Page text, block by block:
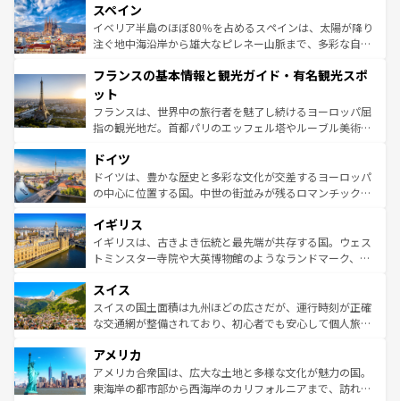
ろん、トスカーナの美しい田園風景やアマルフィ海岸の絶
景など、自然景観も見逃せない。観光の合間には、本場の
ピザやパスタなど、絶品のイタリア料理を堪能することも
ませてくれるイタリアで、忘れられない旅をしてみよう！
なお、新着のイタリア情報は
しい。
スペイン
イベリア半島のほぼ80％を占めるスペインは、太陽が降り
注ぐ地中海沿岸から雄大なピレネー山脈まで、多彩な自然
文化が根付くこの国では、情熱的なフラメンコ、熱気あふ
れる闘牛、そして美味しいタパスが生活の一部となってい
る。首都マドリードの洗練された雰囲気や、バルセロナの
アートに溢れた街角から、地方では古代ローマ遺跡や中世
せる。地方によって風土や気候が異なるスペインはその個
性で訪れる人を魅了する。 なお、新着のスペイン情報は コ
ンテンツ一覧を参照してほしい。
フランスの基本情報と観光ガイド・有名観光スポ
ット
フランスは、世界中の旅行者を魅了し続けるヨーロッパ屈
指の観光地だ。首都パリのエッフェル塔やルーブル美術館
で、幅広い魅力が詰まっている。華麗な宮殿、歴史的な大
聖堂、美しいビーチ、そして豊かな自然が、訪れる者を心
から魅了する。また、フランスは美食の国としても知ら
いる。シャンパンの発祥地であるランス、プロヴァンスの
香り高いラベンダー畑など、多彩な楽しみ方が可能だ。さ
らに、パリ以外の地域にも魅力が溢れており、どの街角に
れる地方に足を運ぶとそれぞれで全く異なる文化を体験で
きるだろう。 なお、新着のフランス情報はコンテンツ一覧
を参照してほしい。
ドイツ
ドイツは、豊かな歴史と多彩な文化が交差するヨーロッパ
の中心に位置する国。中世の街並みが残るロマンチック街
顔を持つこの国は、どこを歩いても飽きることがない。ベ
ルリンの文化的活気、バイエルン州のアルプスの絶景、そ
してライン川沿いのワイン畑といった風景は必見。ビール
は、お酒好きな人にはぜひ体験してほしい。 なお、新着の
ドイツ情報はコンテンツ一覧を参照してほしい。
イギリス
イギリスは、古きよき伝統と最先端が共存する国。ウェス
トミンスター寺院や大英博物館のようなランドマーク、歴
リアごとに異なる魅力がある。また、優雅なアフタヌーン
ティー、ビール好きにはたまらない英国パブ、サッカー観
戦など、本場だからこそできる体験も豊富。イギリスを旅
ンツ一覧を参照してほしい。
スイス
スイスの国土面積は九州ほどの広さだが、運行時刻が正確
な交通網が整備されており、初心者でも安心して個人旅行
の建物がそのまま残る町や、スイスならではのユニークな
博物館もあり、アルプス観光だけでなく町歩きも満喫する
ことができる。国民の所得が高いため物価も高いが、旅行
アメリカ
アメリカ合衆国は、広大な土地と多様な文化が魅力の国。
東海岸の都市部から西海岸のカリフォルニアまで、訪れる